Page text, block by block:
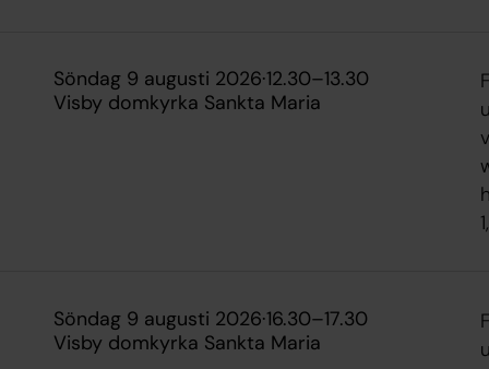
söndag 9 augusti 2026·12.30–13.30
Visby domkyrka Sankta Maria
söndag 9 augusti 2026·16.30–17.30
Visby domkyrka Sankta Maria